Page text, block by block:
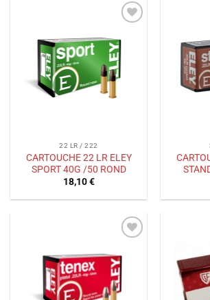
à la liste
de
souhaits
22 LR / 222
CARTOUCHE 22 LR ELEY
SPORT 40G /50 ROND
18,10€
à la liste
de
souhaits